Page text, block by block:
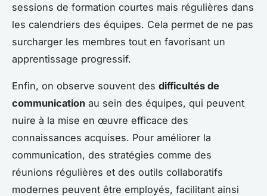
sessions de formation courtes mais régulières dans
les calendriers des équipes. Cela permet de ne pas
surcharger les membres tout en favorisant un
apprentissage progressif.
Enfin, on observe souvent des difficultés de
communication au sein des équipes, qui peuvent
nuire à la mise en œuvre efficace des
connaissances acquises. Pour améliorer la
communication, des stratégies comme des
réunions régulières et des outils collaboratifs
modernes peuvent être employés, facilitant ainsi